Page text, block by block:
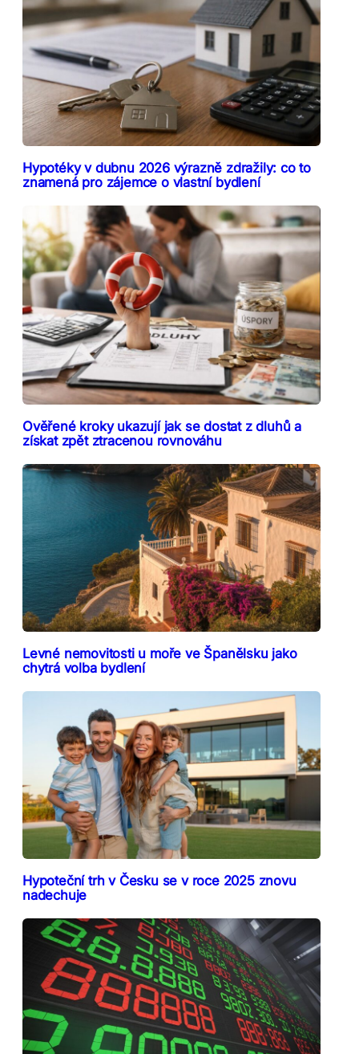
Hypotéky v dubnu 2026 výrazně zdražily: co to
znamená pro zájemce o vlastní bydlení
Ověřené kroky ukazují jak se dostat z dluhů a
získat zpět ztracenou rovnováhu
Levné nemovitosti u moře ve Španělsku jako
chytrá volba bydlení
Hypoteční trh v Česku se v roce 2025 znovu
nadechuje